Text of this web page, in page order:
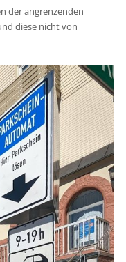
der angrenzenden
diese nicht von